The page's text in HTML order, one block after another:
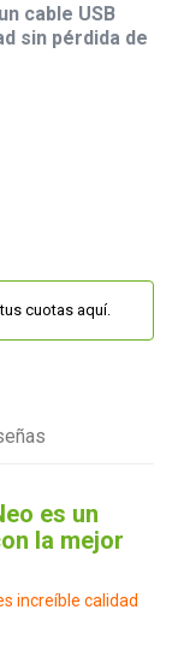
cable USB
sin pérdida de
cuotas aquí.
es un
la mejor
increíble calidad